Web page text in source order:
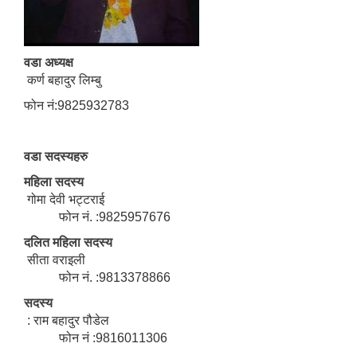
वडा अध्यक्ष
कर्ण बहादुर लिम्बु
फोन नं:9825932783
वडा सदस्यहरु
महिला सदस्य
गोमा देवी भट्टराई
फोन नं. :9825957676
दलित महिला सदस्य
सीता वराइली
फोन नं. :9813378866
सदस्य
: राम बहादुर पौडेल
फोन नं :9816011306